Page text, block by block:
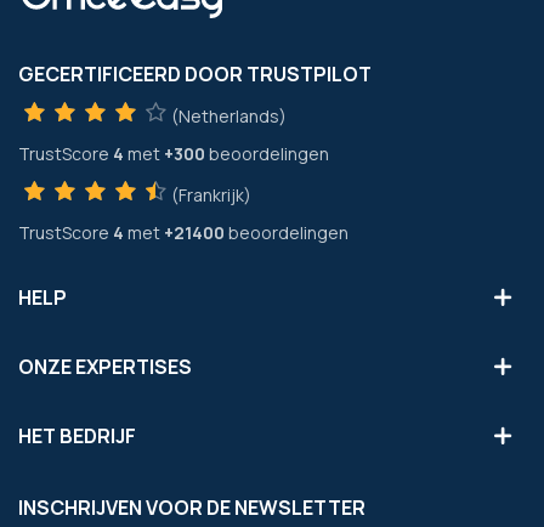
GECERTIFICEERD DOOR TRUSTPILOT
(Netherlands)
TrustScore 4 met +300 beoordelingen
(Frankrijk)
TrustScore 4 met +21400 beoordelingen
HELP
ONZE EXPERTISES
HET BEDRIJF
INSCHRIJVEN VOOR DE NEWSLETTER